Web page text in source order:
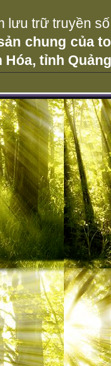
lưu trữ truyền
chung của
Hóa, tỉnh